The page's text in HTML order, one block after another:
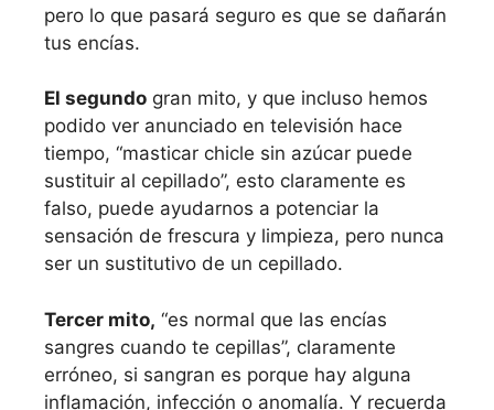
pero lo que pasará seguro es que se dañarán
tus encías.
El segundo gran mito, y que incluso hemos
podido ver anunciado en televisión hace
tiempo, “masticar chicle sin azúcar puede
sustituir al cepillado”, esto claramente es
falso, puede ayudarnos a potenciar la
sensación de frescura y limpieza, pero nunca
ser un sustitutivo de un cepillado.
Tercer mito, “es normal que las encías
sangres cuando te cepillas”, claramente
erróneo, si sangran es porque hay alguna
inflamación, infección o anomalía. Y recuerda